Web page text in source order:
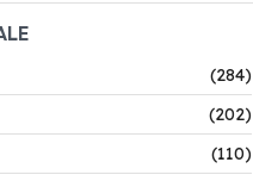
(284)
(202)
(110)